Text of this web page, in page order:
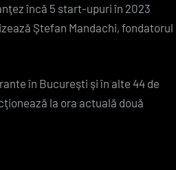
încă 5 start-upuri în 2023
Ştefan Mandachi, fondatorul
în Bucureşti şi în alte 44 de
la ora actuală două